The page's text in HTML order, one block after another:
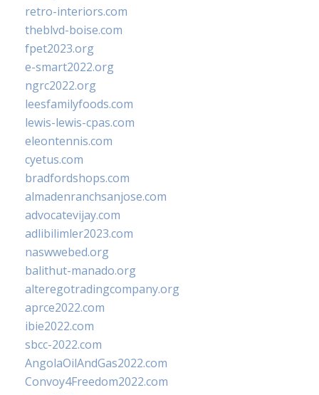
retro-interiors.com
theblvd-boise.com
fpet2023.org
e-smart2022.org
ngrc2022.org
leesfamilyfoods.com
lewis-lewis-cpas.com
eleontennis.com
cyetus.com
bradfordshops.com
almadenranchsanjose.com
advocatevijay.com
adlibilimler2023.com
naswwebed.org
balithut-manado.org
alteregotradingcompany.org
aprce2022.com
ibie2022.com
sbcc-2022.com
AngolaOilAndGas2022.com
Convoy4Freedom2022.com